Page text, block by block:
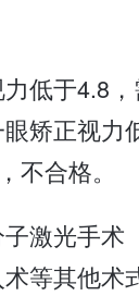
低于4.8
矫正视力
不合格。
激光手术
等其他术